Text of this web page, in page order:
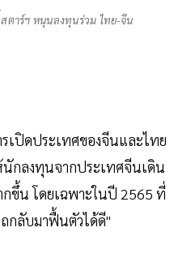
ตาร์ฯ หนุนลงทุนร่วม ไทย-จีน
เปิดประเทศของจีนและไทย
นักลงทุนจากประเทศจีนเดิน
กขึ้น โดยเฉพาะในปี 2565 ที่
กลับมาฟื้นตัวได้ดี"